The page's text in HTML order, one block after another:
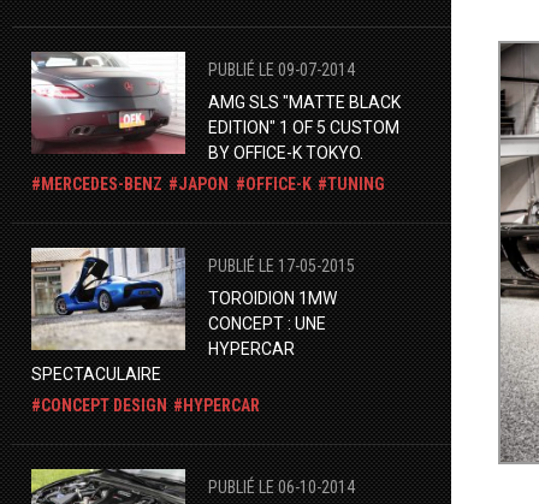
PUBLIÉ LE 09-07-2014
AMG SLS "MATTE BLACK
EDITION" 1 OF 5 CUSTOM
BY OFFICE-K TOKYO.
MERCEDES-BENZ
JAPON OFFICE-K TUNING
PUBLIÉ LE 17-05-2015
TOROIDION 1MW
CONCEPT : UNE
HYPERCAR
SPECTACULAIRE
CONCEPT DESIGN
HYPERCAR
PUBLIÉ LE 06-10-2014